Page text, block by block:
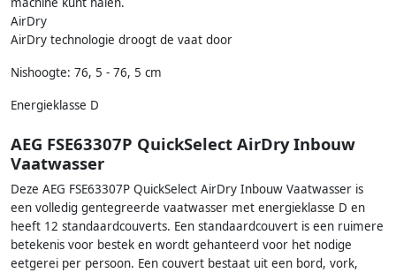
AirDry
AirDry technologie droogt de vaat door
Nishoogte: 76, 5 - 76, 5 cm
Energieklasse D
AEG FSE63307P QuickSelect AirDry Inbouw
Vaatwasser
Deze AEG FSE63307P QuickSelect AirDry Inbouw Vaatwasser is
een volledig gentegreerde vaatwasser met energieklasse D en
heeft 12 standaardcouverts. Een standaardcouvert is een ruimere
betekenis voor bestek en wordt gehanteerd voor het nodige
eetgerei per persoon. Een couvert bestaat uit een bord, vork,